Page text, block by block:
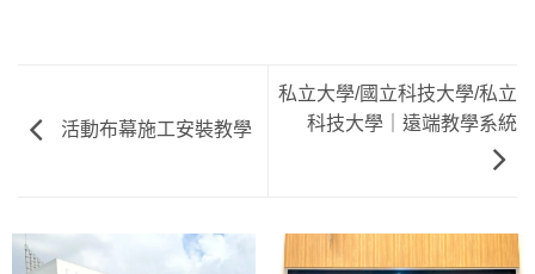
活動布幕施工安裝教學
私立大學/國立科技大學/私立
科技大學｜遠端教學系統